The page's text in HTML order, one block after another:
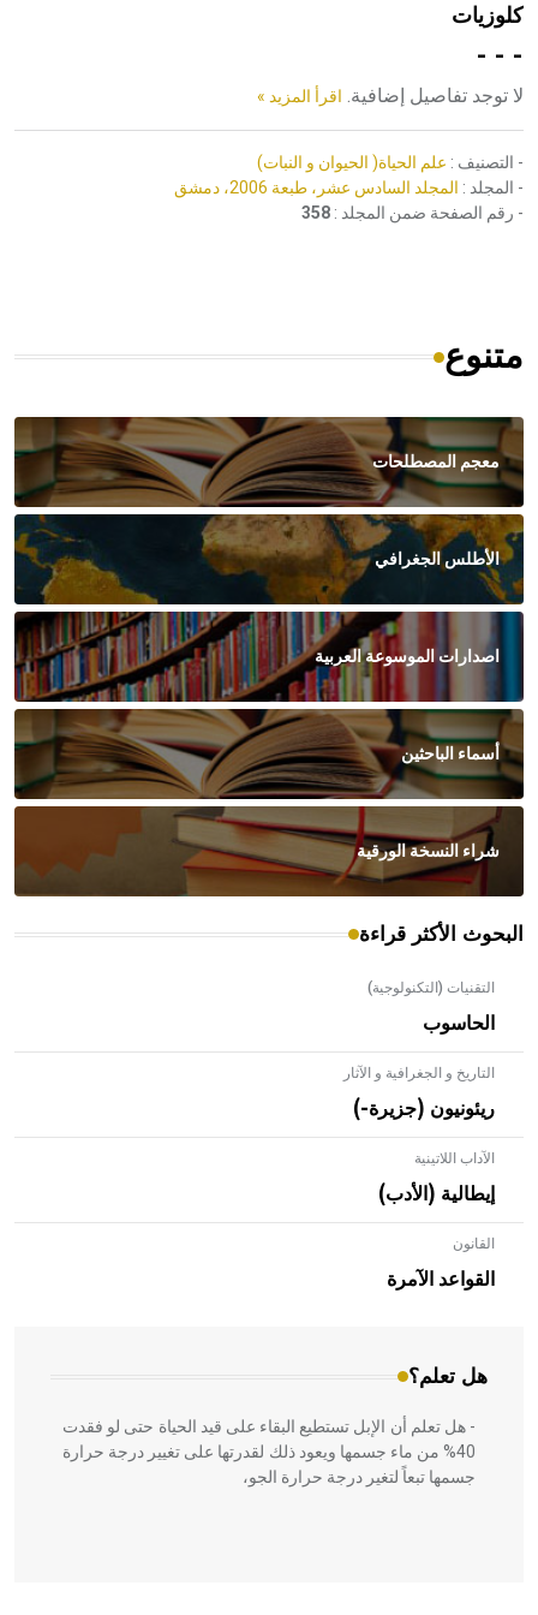
كلوزيات
- - -
لا توجد تفاصيل إضافية. اقرأ المزيد »
- التصنيف : علم الحياة( الحيوان و النبات)
- المجلد : المجلد السادس عشر، طبعة 2006، دمشق
- رقم الصفحة ضمن المجلد : 358
متنوع
معجم المصطلحات
الأطلس الجغرافي
اصدارات الموسوعة العربية
أسماء الباحثين
شراء النسخة الورقية
البحوث الأكثر قراءة
التقنيات (التكنولوجية)
الحاسوب
التاريخ و الجغرافية و الآثار
ريئونيون (جزيرة-)
الآداب اللاتينية
إيطالية (الأدب)
القانون
القواعد الآمرة
هل تعلم؟
- هل تعلم أن الأبلق نوع من الفنون الهندسية التي ارتبطت
بالعمارة الإسلامية في بلاد الشام ومصر خاصة، حيث يحرص
المعمار على بناء مداميكه وخاصة في الواجهات
- هل تعلم أن الإبل تستطيع البقاء على قيد الحياة حتى لو فقدت
40% من ماء جسمها ويعود ذلك لقدرتها على تغيير درجة حرارة
جسمها تبعاً لتغير درجة حرارة الجو،